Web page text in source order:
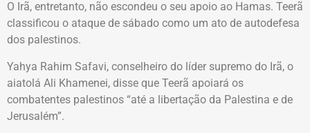
O Irã, entretanto, não escondeu o seu apoio ao Hamas. Teerã
classificou o ataque de sábado como um ato de autodefesa
dos palestinos.
Yahya Rahim Safavi, conselheiro do líder supremo do Irã, o
aiatolá Ali Khamenei, disse que Teerã apoiará os
combatentes palestinos “até a libertação da Palestina e de
Jerusalém”.